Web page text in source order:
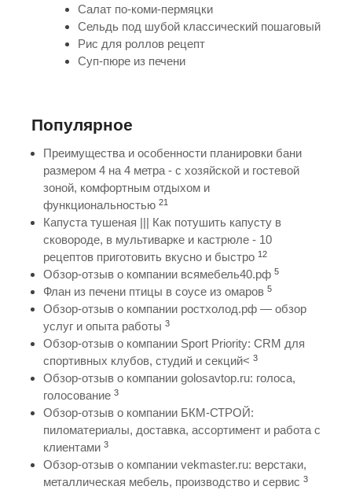
Салат по-коми-пермяцки
Сельдь под шубой классический пошаговый
Рис для роллов рецепт
Суп-пюре из печени
Популярное
Преимущества и особенности планировки бани
размером 4 на 4 метра - с хозяйской и гостевой
зоной, комфортным отдыхом и
функциональностью 21
Капуста тушеная ||| Как потушить капусту в
сковороде, в мультиварке и кастрюле - 10
рецептов приготовить вкусно и быстро 12
Обзор-отзыв о компании всямебель40.рф 5
Флан из печени птицы в соусе из омаров 5
Обзор-отзыв о компании ростхолод.рф — обзор
услуг и опыта работы 3
Обзор-отзыв о компании Sport Priority: CRM для
спортивных клубов, студий и секций< 3
Обзор-отзыв о компании golosavtop.ru: голоса,
голосование 3
Обзор-отзыв о компании БКМ-СТРОЙ:
пиломатериалы, доставка, ассортимент и работа с
клиентами 3
Обзор-отзыв о компании vekmaster.ru: верстаки,
металлическая мебель, производство и сервис 3